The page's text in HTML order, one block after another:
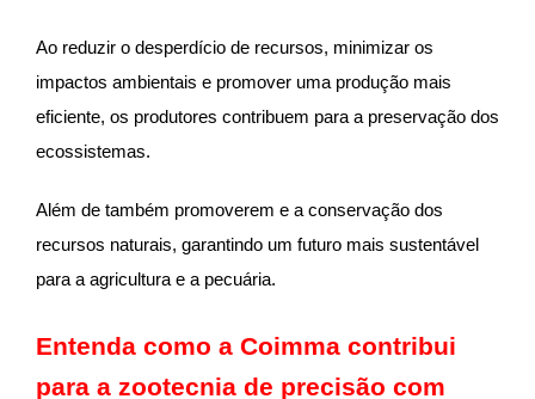
Ao reduzir o desperdício de recursos, minimizar os
impactos ambientais e promover uma produção mais
eficiente, os produtores contribuem para a preservação dos
ecossistemas.
Além de também promoverem e a conservação dos
recursos naturais, garantindo um futuro mais sustentável
para a agricultura e a pecuária.
Entenda como a Coimma contribui
para a zootecnia de precisão com